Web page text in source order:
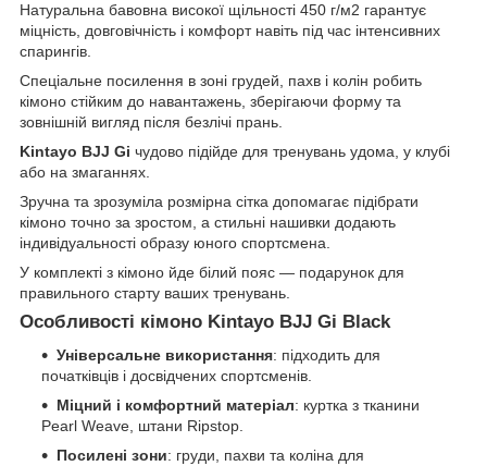
Натуральна бавовна високої щільності 450 г/м2 гарантує
міцність, довговічність і комфорт навіть під час інтенсивних
спарингів.
Спеціальне посилення в зоні грудей, пахв і колін робить
кімоно стійким до навантажень, зберігаючи форму та
зовнішній вигляд після безлічі прань.
Kintayo BJJ Gi чудово підійде для тренувань удома, у клубі
або на змаганнях.
Зручна та зрозуміла розмірна сітка допомагає підібрати
кімоно точно за зростом, а стильні нашивки додають
індивідуальності образу юного спортсмена.
У комплекті з кімоно йде білий пояс — подарунок для
правильного старту ваших тренувань.
Особливості кімоно Kintayo BJJ Gi Black
Універсальне використання: підходить для
початківців і досвідчених спортсменів.
Міцний і комфортний матеріал: куртка з тканини
Pearl Weave, штани Ripstop.
Посилені зони: груди, пахви та коліна для